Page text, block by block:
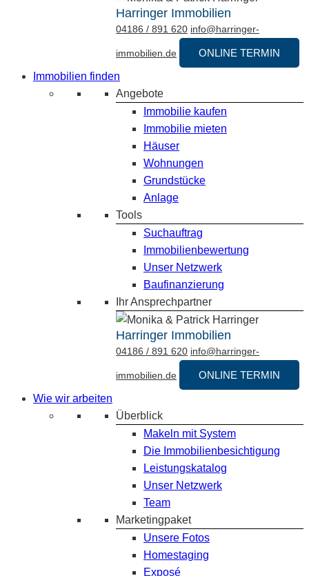
Harringer Immobilien
04186 / 891 620 info@harringer-
immobilien.de
ONLINE TERMIN
Immobilien finden
Angebote
Immobilie kaufen
Immobilie mieten
Häuser
Wohnungen
Grundstücke
Anlage
Tools
Suchauftrag
Immobilienbewertung
Unser Netzwerk
Baufinanzierung
Ihr Ansprechpartner
Harringer Immobilien
04186 / 891 620 info@harringer-
immobilien.de
ONLINE TERMIN
Wie wir arbeiten
Überblick
Makeln mit System
Die Immobilienbesichtigung
Leistungskatalog
Unser Netzwerk
Team
Marketingpaket
Unsere Fotos
Homestaging
Exposé